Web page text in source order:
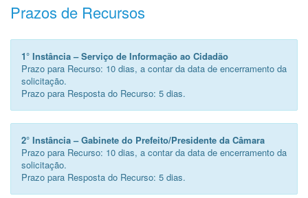
Prazos de Recursos
1° Instância – Serviço de Informação ao Cidadão
Prazo para Recurso: 10 dias, a contar da data de encerramento da
solicitação.
Prazo para Resposta do Recurso: 5 dias.
2° Instância – Gabinete do Prefeito/Presidente da Câmara
Prazo para Recurso: 10 dias, a contar da data de encerramento da
solicitação.
Prazo para Resposta do Recurso: 5 dias.